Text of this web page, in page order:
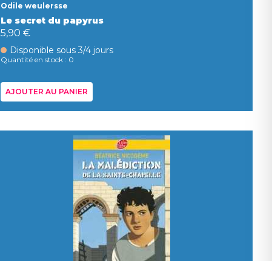
Odile weulersse
Le secret du papyrus
5,90 €
Disponible sous 3/4 jours
Quantité en stock : 0
AJOUTER AU PANIER